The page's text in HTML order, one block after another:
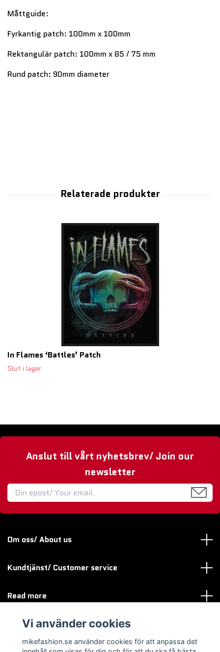
Måttguide:
Fyrkantig patch: 100mm x 100mm
Rektangulär patch: 100mm x 85 / 75 mm
Rund patch: 90mm diameter
In Flames ‘Battles’ Patch
Slut i lager
Anslut till vårt nyhetsbrev/ Join our
newsletter
Om oss/ About us
Kundtjänst/ Customer service
Read more
Sociala medier
Vi använder cookies
mikefashion.se använder cookies för att anpassa det